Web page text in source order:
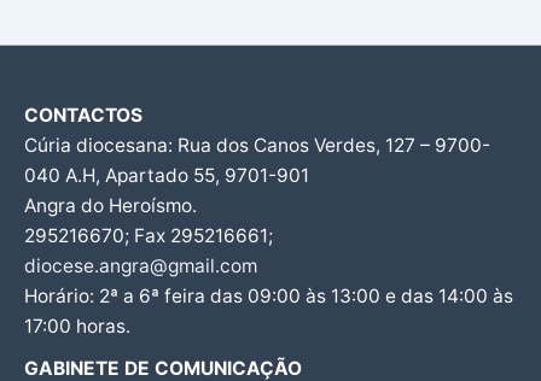
CONTACTOS
Cúria diocesana: Rua dos Canos Verdes, 127 – 9700-
040 A.H, Apartado 55, 9701-901
Angra do Heroísmo.
295216670; Fax 295216661;
diocese.angra@gmail.com
Horário: 2ª a 6ª feira das 09:00 às 13:00 e das 14:00 às
17:00 horas.
GABINETE DE COMUNICAÇÃO